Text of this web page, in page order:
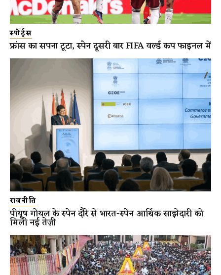
स्पोर्ट्स
फ्रांस का सपना टूटा, स्पेन दूसरी बार FIFA वर्ल्ड कप फाइनल में
राजनीति
पीयूष गोयल के स्पेन दौरे से भारत-स्पेन आर्थिक साझेदारी को
मिली नई तेज़ी